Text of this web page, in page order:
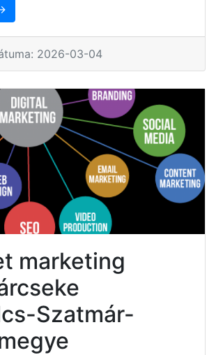
2026-03-04
marketing
Szatmár-